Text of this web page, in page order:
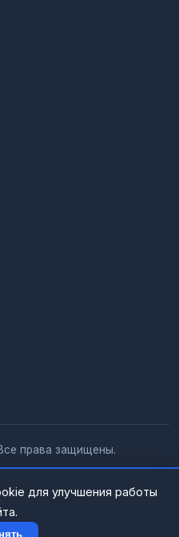
права защищены.
для улучшения работы